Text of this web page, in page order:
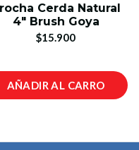
Cerda Natural
4" Brush Goya
$15.900
AÑADIR AL CARRO